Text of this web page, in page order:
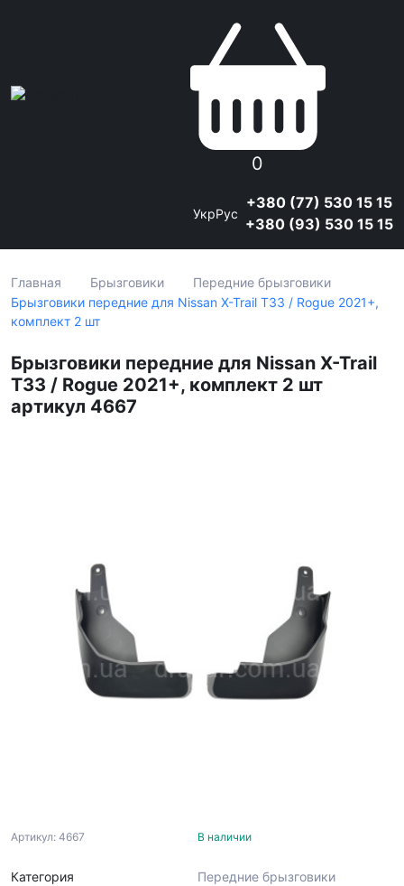
0
УкрРус
+380 (77) 530 15 15
+380 (93) 530 15 15
Главная Брызговики
Передние брызговики
Брызговики передние для Nissan X-Trail T33 / Rogue 2021+,
комплект 2 шт
Брызговики передние для Nissan X-Trail
T33 / Rogue 2021+, комплект 2 шт
артикул 4667
Артикул: 4667
Категория
В наличии
Передние брызговики